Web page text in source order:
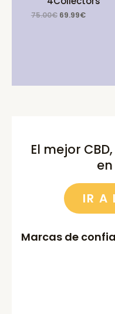
75.00€ Original
69.99€Current
El mejor
IR A
Marcas de